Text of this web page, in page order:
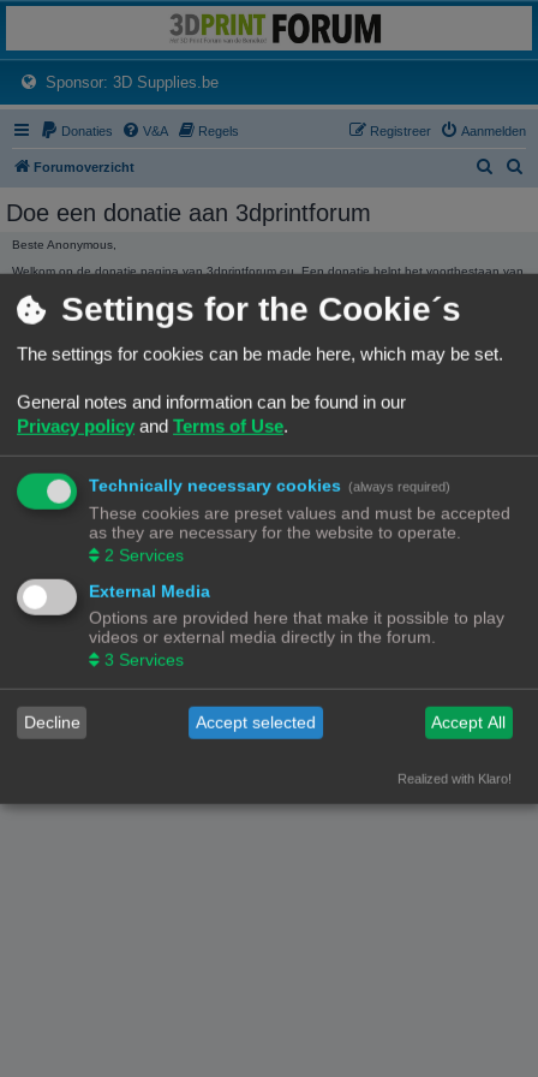
Het 3D print forum van de Benelux na de sluiting van 3dprintforum.nl
Sponsor: 3D Supplies.be(Opens a new tab)
Donaties V&A Regels Aanmelden
Registreer
Forumoverzicht
Doe een donatie aan 3dprintforum
Beste Anonymous,
Welkom op de donatie pagina van 3dprintforum.eu. Een donatie helpt het voortbestaan van
Dank, Het beheer.
3dprintforum.eu
DONATIE STATISTIEKEN
We hebben136,01 € ontvangen in donaties.
Forumoverzicht Contact
© Copyright ! - 3dprintforum.eu
Alle Rechten Voorbehouden
Privacy|Gebruikersvoorwaarden
Settings for the Cookie´s
The settings for cookies can be made here, which may be set.
General notes and information can be found in our
Privacy policy and Terms of Use.
Technically necessary cookies (always required)
These cookies are preset values and must be accepted
as they are necessary for the website to operate.
2 Services
External Media
Options are provided here that make it possible to play
videos or external media directly in the forum.
3 Services
Decline Accept selected Accept All
Realized with Klaro!